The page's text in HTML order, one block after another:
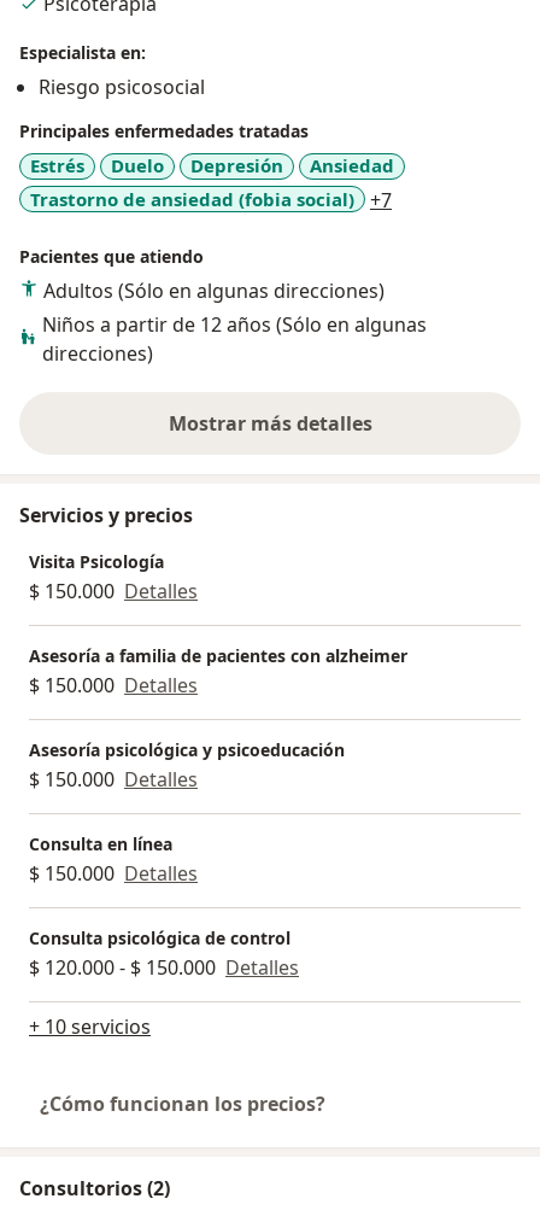
emocional, estres agudo causado por las diferentes
expresiones de violencia y en gestión de proyectos
acordes con la problemática y el contexto que se va a
desarrollar.
Especialista en:
Riesgo psicosocial
Principales enfermedades tratadas
Estrés Duelo Depresión
Ansiedad
Trastorno de ansiedad (fobia social)
+7
Pacientes que atiendo
Adultos (Sólo en algunas direcciones)
Niños a partir de 12 años (Sólo en algunas
direcciones)
Mostrar más detalles
sobre la experiencia
Servicios y precios
Visita Psicología
$ 150.000 Detalles
Asesoría a familia de pacientes con alzheimer
$ 150.000 Detalles
Asesoría psicológica y psicoeducación
$ 150.000 Detalles
Consulta en línea
$ 150.000 Detalles
Consulta psicológica de control
$ 120.000 - $ 150.000 Detalles
+ 10 servicios
¿Cómo funcionan los precios?
Consultorios (2)